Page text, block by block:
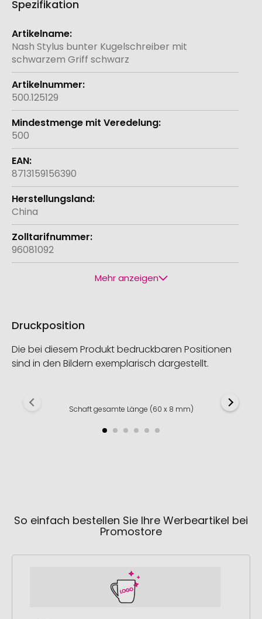
Spezifikation
Weitere
Informationen
Nash Stylus bunter Kugelschreiber mit
schwarzem Griff schwarz
500.125129
500
8713159156390
China
96081092
Mehr anzeigen
Druckposition
Die bei diesem Produkt bedruckbaren Positionen
sind in den Bildern exemplarisch dargestellt.
Schaft gesamte Länge (60 x 8 mm)
So einfach bestellen Sie Ihre Werbeartikel bei
Promostore